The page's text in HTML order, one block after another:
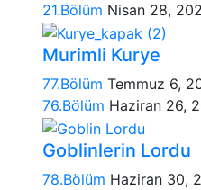
21.Bölüm Nisan 28,
Murimli Kurye
77.Bölüm Temmuz 6,
76.Bölüm Haziran 26,
Goblinlerin Lordu
78.Bölüm Haziran 30,